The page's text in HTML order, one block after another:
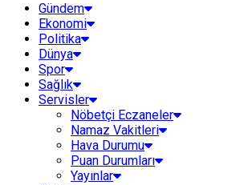
Gündem
Ekonomi
Politika
Dünya
Spor
Sağlık
Servisler
Nöbetçi Eczaneler
Namaz Vakitleri
Hava Durumu
Puan Durumları
Yayınlar